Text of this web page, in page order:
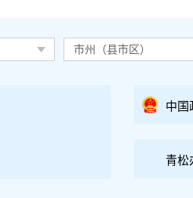
市州（县市区）
中国
青松